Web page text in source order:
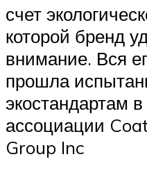
счет
которой бренд
внимание. Вся
прошла
экостандартам
ассоциации
Group Inc